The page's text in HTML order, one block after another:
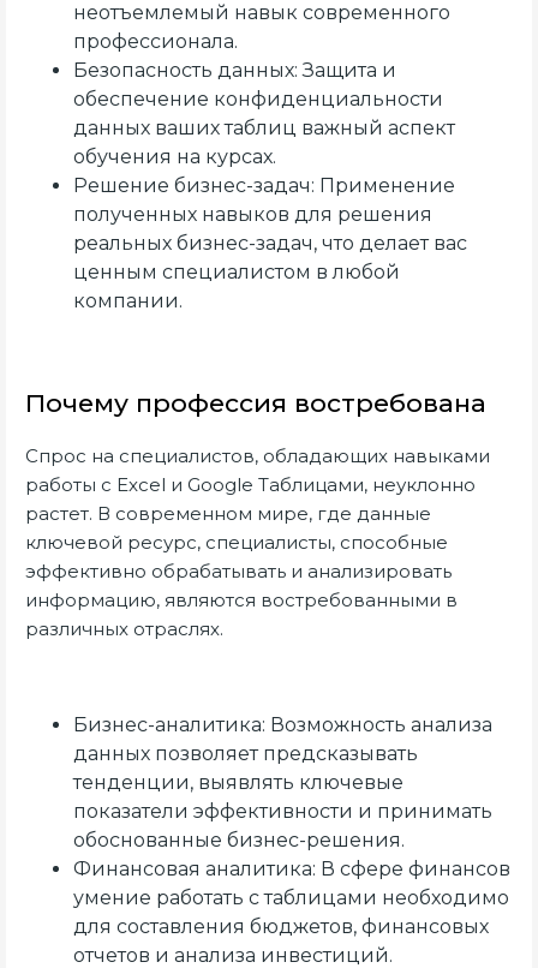
неотъемлемый навык современного
профессионала.
Безопасность данных: Защита и
обеспечение конфиденциальности
данных ваших таблиц важный аспект
обучения на курсах.
Решение бизнес-задач: Применение
полученных навыков для решения
реальных бизнес-задач, что делает вас
ценным специалистом в любой
компании.
Почему профессия востребована
Спрос на специалистов, обладающих навыками
работы с Excel и Google Таблицами, неуклонно
растет. В современном мире, где данные
ключевой ресурс, специалисты, способные
эффективно обрабатывать и анализировать
информацию, являются востребованными в
различных отраслях.
Бизнес-аналитика: Возможность анализа
данных позволяет предсказывать
тенденции, выявлять ключевые
показатели эффективности и принимать
обоснованные бизнес-решения.
Финансовая аналитика: В сфере финансов
умение работать с таблицами необходимо
для составления бюджетов, финансовых
отчетов и анализа инвестиций.